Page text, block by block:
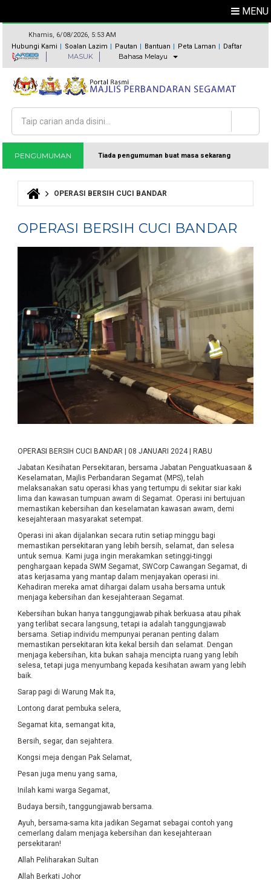
MENU
Khamis, 6/08/2026, 5:53 AM
Hubungi Kami
Soalan Lazim Pautan Bantuan Peta Laman Daftar
MASUK Bahasa Melayu
Borang carian
Carian
PENGUMUMAN Tiada pengumuman buat masa sekarang
Anda di siniOPERASI BERSIH CUCI BANDAR
OPERASI BERSIH CUCI BANDAR
OPERASI BERSIH CUCI BANDAR | 08 JANUARI 2024 | RABU
Jabatan Kesihatan Persekitaran, bersama Jabatan Penguatkuasaan &
Keselamatan, Majlis Perbandaran Segamat (MPS), telah
melaksanakan satu operasi khas yang tertumpu di sekitar siar kaki
lima dan kawasan tumpuan awam di Segamat. Operasi ini bertujuan
memastikan kebersihan dan keselamatan kawasan awam, demi
kesejahteraan masyarakat setempat.
Operasi ini akan dijalankan secara rutin setiap minggu bagi
memastikan persekitaran yang lebih bersih, selamat, dan selesa
untuk semua. Kami juga ingin merakamkan setinggi-tinggi
penghargaan kepada SWM Segamat, SWCorp Cawangan Segamat, di
atas kerjasama yang mantap dalam menjayakan operasi ini.
Kehadiran mereka amat dihargai dalam usaha bersama untuk
menjaga kebersihan dan kesejahteraan Segamat.
Kebersihan bukan hanya tanggungjawab pihak berkuasa atau pihak
yang terlibat secara langsung, tetapi ia adalah tanggungjawab
bersama. Setiap individu mempunyai peranan penting dalam
memastikan persekitaran kita kekal bersih dan selamat. Dengan
menjaga kebersihan, kita bukan sahaja mencipta ruang yang lebih
selesa, tetapi juga menyumbang kepada kesihatan awam yang lebih
baik.
Sarap pagi di Warung Mak Ita,
Lontong darat pembuka selera,
Segamat kita, semangat kita,
Bersih, segar, dan sejahtera.
Kongsi meja dengan Pak Selamat,
Pesan juga menu yang sama,
Inilah kami warga Segamat,
Budaya bersih, tanggungjawab bersama.
Ayuh, bersama-sama kita jadikan Segamat sebagai contoh yang
cemerlang dalam menjaga kebersihan dan kesejahteraan
persekitaran!
Allah Peliharakan Sultan
Allah Berkati Johor